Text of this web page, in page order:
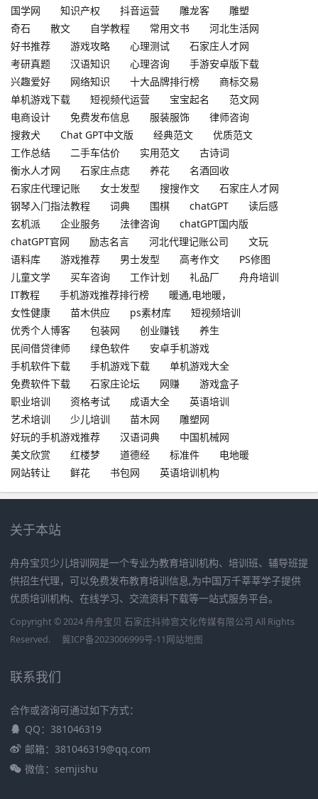
国学网
知识产权 抖音运营 雕龙客
雕塑
奇石
散文 自学教程 常用文书
河北生活网
好书推荐
游戏攻略 心理测试
石家庄人才网
考研真题
汉语知识 心理咨询
手游安卓版下载
兴趣爱好
网络知识 十大品牌排行榜
商标交易
单机游戏下载
短视频代运营 宝宝起名
范文网
电商设计
免费发布信息 服装服饰
律师咨询
搜救犬
Chat GPT中文版 经典范文
优质范文
工作总结
二手车估价 实用范文
古诗词
衡水人才网
石家庄点痣 养花
名酒回收
石家庄代理记账
女士发型 搜搜作文
石家庄人才网
钢琴入门指法教程
词典 围棋 chatGPT
读后感
玄机派
企业服务 法律咨询
chatGPT国内版
chatGPT官网
励志名言 河北代理记账公司
文玩
语料库
游戏推荐 男士发型 高考作文
PS修图
儿童文学
买车咨询 工作计划 礼品厂
舟舟培训
IT教程
手机游戏推荐排行榜
暖通,电地暖，
女性健康
苗木供应 ps素材库
短视频培训
优秀个人博客
包装网 创业赚钱
养生
民间借贷律师
绿色软件
安卓手机游戏
手机软件下载
手机游戏下载
单机游戏大全
免费软件下载
石家庄论坛 网赚
游戏盒子
职业培训
资格考试 成语大全
英语培训
艺术培训
少儿培训 苗木网
雕塑网
好玩的手机游戏推荐
汉语词典
中国机械网
美文欣赏
红楼梦 道德经 标准件
电地暖
网站转让
鲜花 书包网 英语培训机构
关于本站
舟舟宝贝少儿培训网是一个专业为教育培训机构、培训班、辅导班提
供招生代理，可以免费发布教育培训信息,为中国万千莘莘学子提供
优质培训机构、在线学习、交流资料下载等一站式服务平台。
Copyright © 2024 舟舟宝贝 石家庄抖帅宫文化传媒有限公司 All Rights
Reserved.
冀ICP备2023006999号-11网站地图
联系我们
合作或咨询可通过如下方式：
QQ：381046319
邮箱：381046319@qq.com
微信：semjishu